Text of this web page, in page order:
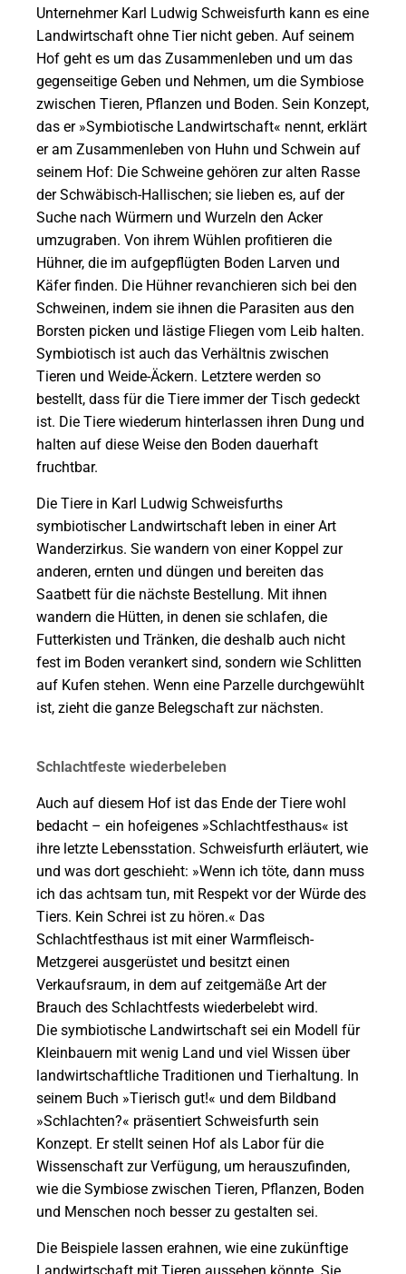
Unternehmer Karl Ludwig Schweisfurth kann es eine
Landwirtschaft ohne Tier nicht geben. Auf seinem
Hof geht es um das Zusammenleben und um das
gegenseitige Geben und Nehmen, um die Symbiose
zwischen Tieren, Pflanzen und Boden. Sein Konzept,
das er »Symbiotische Landwirtschaft« nennt, erklärt
er am Zusammenleben von Huhn und Schwein auf
seinem Hof: Die Schweine gehören zur alten Rasse
der Schwäbisch-Hallischen; sie lieben es, auf der
Suche nach Würmern und Wurzeln den Acker
umzugraben. Von ihrem Wühlen profitieren die
Hühner, die im aufgepflügten Boden Larven und
Käfer finden. Die Hühner revanchieren sich bei den
Schweinen, indem sie ihnen die Parasiten aus den
Borsten picken und lästige Fliegen vom Leib halten.
Symbiotisch ist auch das Verhältnis zwischen
Tieren und Weide-Äckern. Letztere werden so
bestellt, dass für die Tiere immer der Tisch gedeckt
ist. Die Tiere wiederum hinterlassen ihren Dung und
halten auf diese Weise den Boden dauerhaft
fruchtbar.
Die Tiere in Karl Ludwig Schweisfurths
symbiotischer Landwirtschaft leben in einer Art
Wanderzirkus. Sie wandern von einer Koppel zur
anderen, ernten und düngen und bereiten das
Saatbett für die nächste Bestellung. Mit ihnen
wandern die Hütten, in denen sie schlafen, die
Futterkisten und Tränken, die deshalb auch nicht
fest im Boden verankert sind, sondern wie Schlitten
auf Kufen stehen. Wenn eine Parzelle durchgewühlt
ist, zieht die ganze Belegschaft zur nächsten.
Schlachtfeste wiederbeleben
Auch auf diesem Hof ist das Ende der Tiere wohl
bedacht – ein hofeigenes »Schlachtfesthaus« ist
ihre letzte Lebensstation. Schweisfurth erläutert, wie
und was dort geschieht: »Wenn ich töte, dann muss
ich das achtsam tun, mit Respekt vor der Würde des
Tiers. Kein Schrei ist zu hören.« Das
Schlachtfesthaus ist mit einer Warmfleisch-
Metzgerei ausgerüstet und besitzt einen
Verkaufsraum, in dem auf zeitgemäße Art der
Brauch des Schlachtfests wieder­belebt wird.
Die symbiotische Landwirtschaft sei ein Modell für
Kleinbauern mit wenig Land und viel Wissen über
landwirtschaftliche Traditionen und Tierhaltung. In
seinem Buch »Tierisch gut!« und dem Bildband
»Schlachten?« präsentiert Schweisfurth sein
Konzept. Er stellt seinen Hof als Labor für die
Wissenschaft zur Verfügung, um herauszufinden,
wie die Symbiose zwischen Tieren, Pflanzen, Boden
und Menschen noch besser zu gestalten sei.
Die Beispiele lassen erahnen, wie eine zukünftige